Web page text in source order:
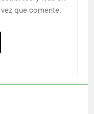
que comente.